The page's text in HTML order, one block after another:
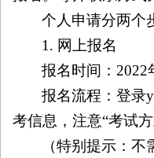
个人申请分两个
1. 网上报名
报名时间： 2022
报名流程：登录
考信息，注意“考试
（特别提示：不